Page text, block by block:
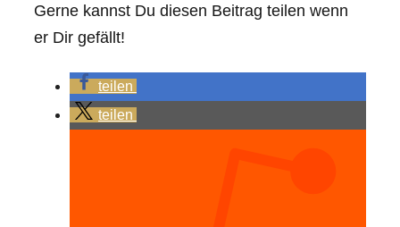
Gerne kannst Du diesen Beitrag teilen wenn
er Dir gefällt!
teilen
teilen